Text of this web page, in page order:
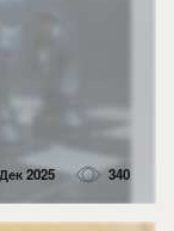
2025 340